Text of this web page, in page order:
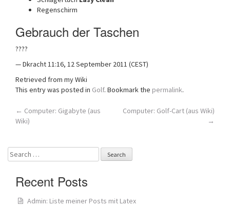
Regenschirm
Gebrauch der Taschen
????
— Dkracht 11:16, 12 September 2011 (CEST)
Retrieved from my Wiki
This entry was posted in Golf. Bookmark the permalink.
Post
← Computer: Gigabyte (aus
Wiki)
Computer: Golf-Cart (aus Wiki)
→
Search
for:
Recent Posts
Admin: Liste meiner Posts mit Latex